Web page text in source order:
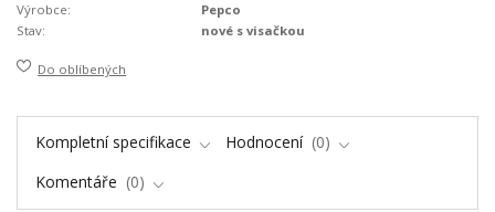
Výrobce:
Pepco
Stav:
nové s visačkou
Do oblíbených
Kompletní specifikace Hodnocení
0
Komentáře
0